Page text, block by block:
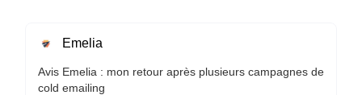
Emelia
Avis Emelia : mon retour après plusieurs campagnes de
cold emailing